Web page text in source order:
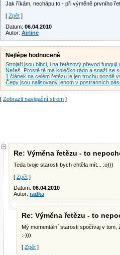
Jak říkám, nechápu to - při výměně prvního
[ Zpět ]
Datum: 06.04.2010
Autor: Airline
Nejlépe hodnocené
Strojaři jsou blbci, i na řetězový převod
Neřeš. Prostě tě má kolečko rádo a snaží se
1 článek na celém řetězu je jen trochu pozdě
Čepy jsou nalisovaný jenom v postranních
[ Zobrazit navigační strom ]
Re: Výměna řetězu - to
Teda tvoje starosti bych chtěla mít... :o)))
[ Zpět ]
Datum: 06.04.2010
Autor: radka
Re: Výměna řetězu - to
Mý momentální starosti spočívaj v tom,
:-)))
[ Zpět ]